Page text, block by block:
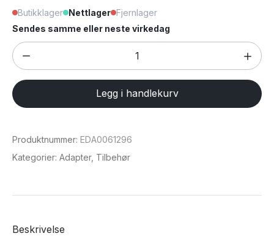
Butikklager Nettlager Fjernlager
Sendes samme eller neste virkedag
60W
USB
til
USB-
ladeadapter
antall
Legg i handlekurv
Produktnummer: EDA0061296
Kategorier: Adapter, Tilbehør
Beskrivelse